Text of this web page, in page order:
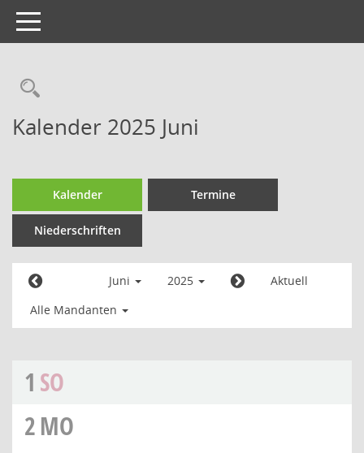
Toggle
navigation
Kalender 2025 Juni
Kalender Termine
Niederschriften
Juni 2025
Aktuell
Alle Mandanten
1 SO
2MO